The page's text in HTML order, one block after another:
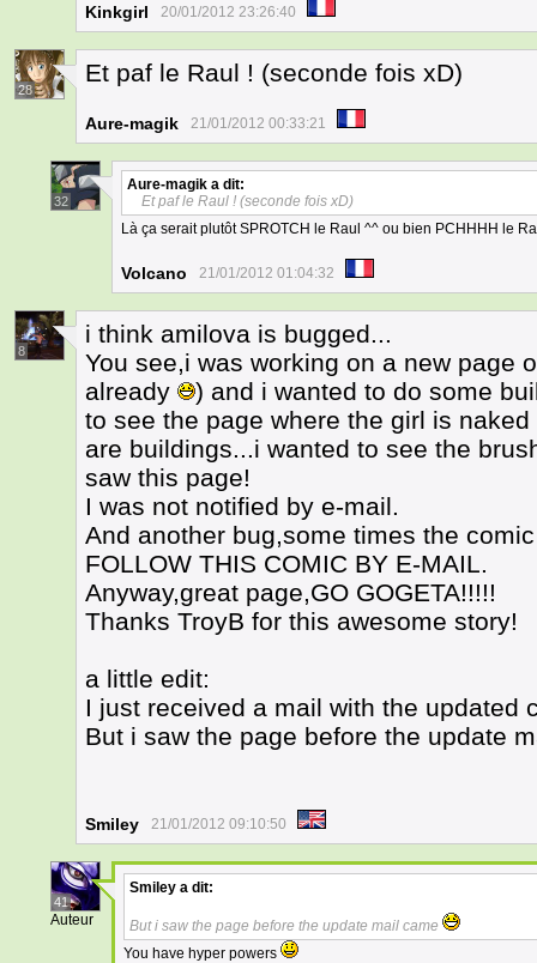
Kinkgirl 20/01/2012 23:26:40
28
Et paf le Raul ! (seconde fois xD)
Aure-magik 21/01/2012 00:33:21
32
Aure-magik a dit:
Et paf le Raul ! (seconde fois xD)
Là ça serait plutôt SPROTCH le Raul ^^ ou bien PCHHHH le
Volcano 21/01/2012 01:04:32
8
i think amilova is bugged...
You see,i was working on a new page
already
) and i wanted to do some
to see the page where the girl is
are buildings...i wanted to see the
saw this page!
I was not notified by e-mail.
And another bug,some times the
FOLLOW THIS COMIC BY E-MAIL.
Anyway,great page,GO GOGETA!!!!!
Thanks TroyB for this awesome story!
a little edit:
I just received a mail with the updated
But i saw the page before the update
Smiley 21/01/2012 09:10:50
41
Auteur
Smiley a dit:
But i saw the page before the update mail came
You have hyper powers